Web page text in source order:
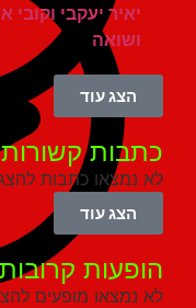
יאיר יעקבי וקובי
הצג עוד
קשורות
כתבות להצגה.
הצג עוד
קרובות
מופעים להצגה